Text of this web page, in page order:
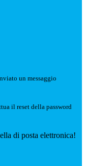
un messaggio
il reset della password
di posta elettronica!